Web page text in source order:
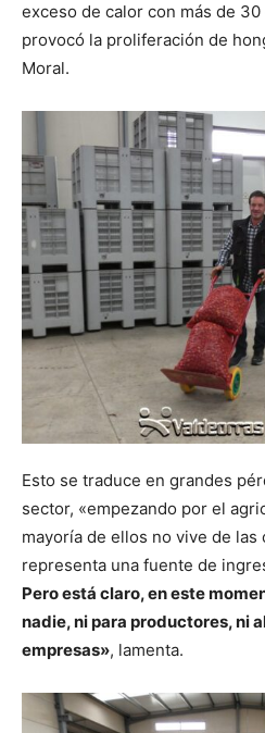
exceso de calor con más de
provocó la proliferación de
Moral.
Esto se traduce en grandes
sector, «empezando por el
mayoría de ellos no vive de las
representa una fuente de
Pero está claro, en este
nadie, ni para productores, ni
empresas», lamenta.